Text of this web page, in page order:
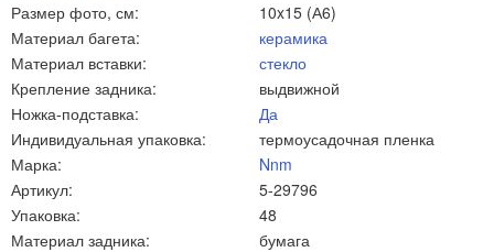
Размер фото, см:
10x15 (А6)
Материал багета:
керамика
Материал вставки:
стекло
Крепление задника:
выдвижной
Ножка-подставка:
Да
Индивидуальная упаковка:
термоусадочная пленка
Марка:
Nnm
Артикул:
5-29796
Упаковка:
48
Материал задника:
бумага